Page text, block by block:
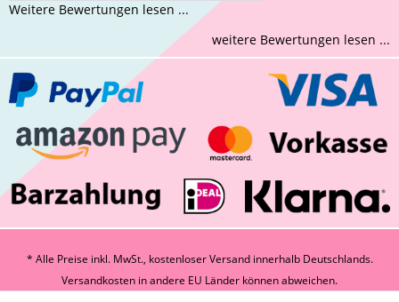
Weitere Bewertungen lesen ...
weitere Bewertungen lesen ...
* Alle Preise inkl. MwSt., kostenloser Versand innerhalb Deutschlands.
Versandkosten in andere EU Länder können abweichen.